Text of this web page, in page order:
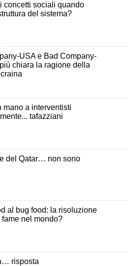
concetti sociali quando
del sistema?
USA e Bad Company-
chiara la ragione della
mano a interventisti
tafazziani
del Qatar… non sono
al bug food: la risoluzione
nel mondo?
risposta